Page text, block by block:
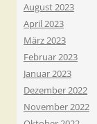
August 2023
April 2023
März 2023
Februar 2023
Januar 2023
Dezember 2022
November 2022